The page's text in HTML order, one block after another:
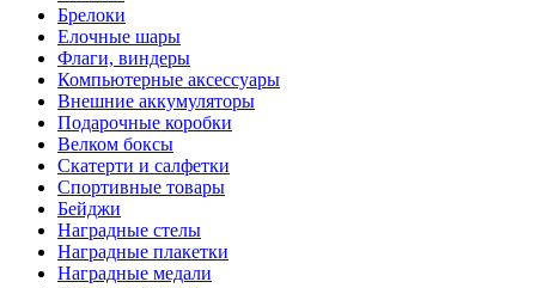
Брелоки
Елочные шары
Флаги, виндеры
Компьютерные аксессуары
Внешние аккумуляторы
Подарочные коробки
Велком боксы
Скатерти и салфетки
Спортивные товары
Бейджи
Наградные стелы
Наградные плакетки
Наградные медали